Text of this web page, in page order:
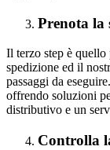
Prenota la
Il terzo step è quello
spedizione ed il
passaggi da eseguire.
offrendo soluzioni
distributivo e un
Controlla